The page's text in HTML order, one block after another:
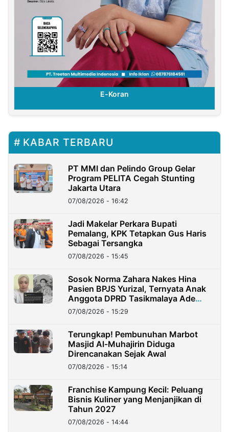
E-Koran
KABAR TERBARU
PT MMI dan Pelindo Group Gelar
Program PELITA Cegah Stunting
Jakarta Utara
07/08/2026 - 16:42
Jadi Makelar Perkara Bupati
Pemalang, KPK Tetapkan Gus Haris
Sebagai Tersangka
07/08/2026 - 15:45
Sosok Norma Zahara Nakes Hina
Pasien BPJS Yurizal, Ternyata Anak
Anggota DPRD Tasikmalaya Ade
Lukman
07/08/2026 - 15:29
Terungkap! Pembunuhan Marbot
Masjid Al-Muhajirin Diduga
Direncanakan Sejak Awal
07/08/2026 - 15:14
Franchise Kampung Kecil: Peluang
Bisnis Kuliner yang Menjanjikan di
Tahun 2027
07/08/2026 - 14:44